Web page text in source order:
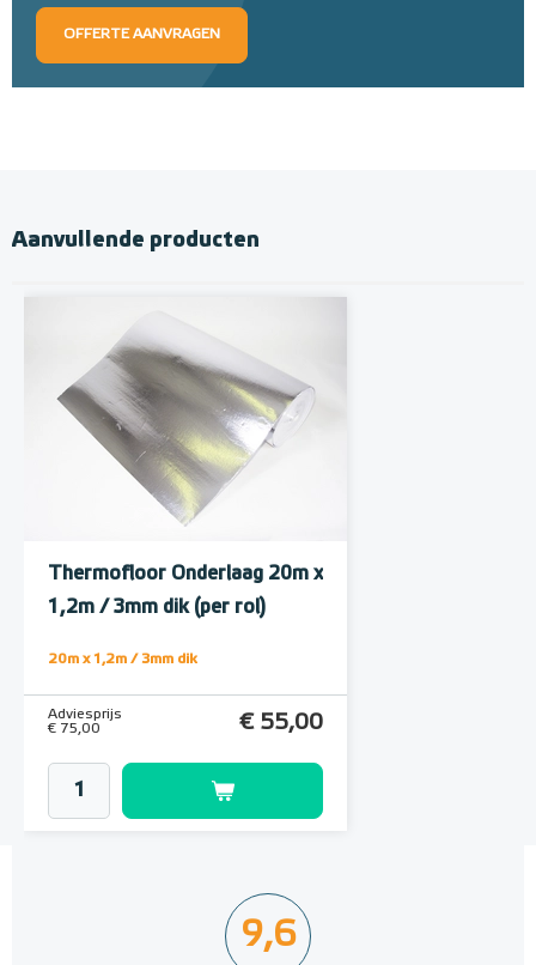
OFFERTE AANVRAGEN
Aanvullende producten
Thermofloor Onderlaag 20m x
1,2m / 3mm dik (per rol)
20m x 1,2m / 3mm dik
Adviesprijs
€ 75,00
€ 55,00
9,6